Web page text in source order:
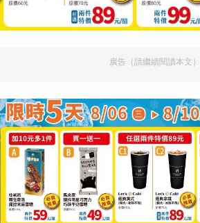
廣告（請繼續閱讀本文）